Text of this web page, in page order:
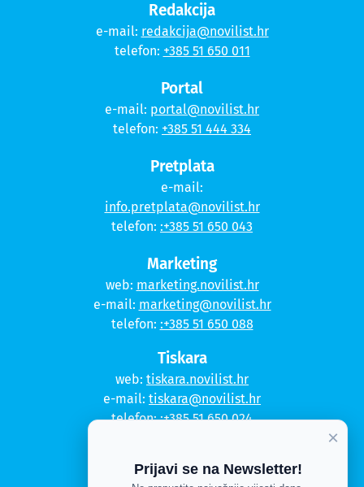
Redakcija
e-mail: redakcija@novilist.hr
telefon: +385 51 650 011
Portal
e-mail: portal@novilist.hr
telefon: +385 51 444 334
Pretplata
e-mail:
info.pretplata@novilist.hr
telefon: :+385 51 650 043
Marketing
web: marketing.novilist.hr
e-mail: marketing@novilist.hr
telefon: :+385 51 650 088
Tiskara
web: tiskara.novilist.hr
e-mail: tiskara@novilist.hr
telefon::+385 51 650 024
×
Prijavi se na Newsletter!